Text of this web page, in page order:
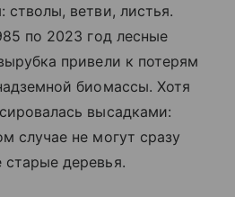
ветви, листья.
по 2023 год лесные
привели к потерям
биомассы. Хотя
высадками:
случае не могут сразу
деревья.